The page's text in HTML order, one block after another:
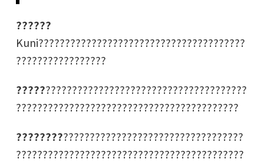
??????
Kuni???????????????????????????????????????
?????????????????
???????????????????????????????????????????
??????????????????????????????????????????
??????????????????????????????????????????
???????????????????????????????????????????